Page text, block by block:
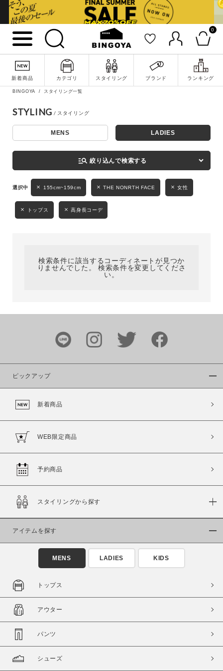
0
新着商品 カテゴリ スタイリング ブランド ランキング
詳細検索
キーワード
性別
MENS LADIES KIDS
ブランド
カラー
商品タイプ
通常商品
セール価格 WEB限定
在庫
在庫あり
BINGOYA スタイリング一覧
STYLING
MENS LADIES
manage_search 絞り込んで検索する
155cm~159cm THE NONRTH FACE 女性
トップス 高身長コーデ
検索条件に該当するコーディネートが見つか
りませんでした。 検索条件を変更してくださ
い。
ピックアップ
新着商品
WEB限定商品
予約商品
スタイリングから探す
アイテムを探す
MENS LADIES KIDS
トップス
アウター
パンツ
シューズ